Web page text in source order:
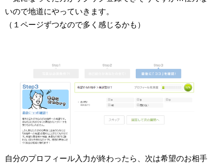
いので地道にやっていきます。
（１ページずつなので多く感じるかも）
自分のプロフィール入力が終わったら、次は希望のお相手